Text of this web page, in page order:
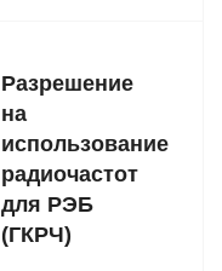
Разрешение
на
использование
радиочастот
для РЭБ
(ГКРЧ)